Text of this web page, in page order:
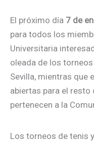
El próximo día 7 de
para todos los
Universitaria
oleada de los
Sevilla, mientras que
abiertas para el resto
pertenecen a la
Los torneos de tenis